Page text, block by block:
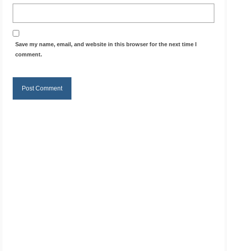
Save my name, email, and website in this browser for the next time I
comment.